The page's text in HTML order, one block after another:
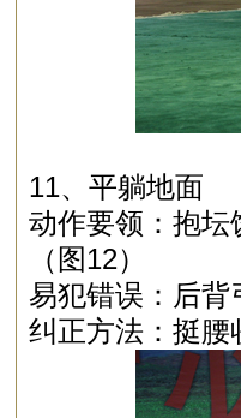
11、平躺地面
动作要领：抱坛
（图12）
易犯错误：后背
纠正方法：挺腰